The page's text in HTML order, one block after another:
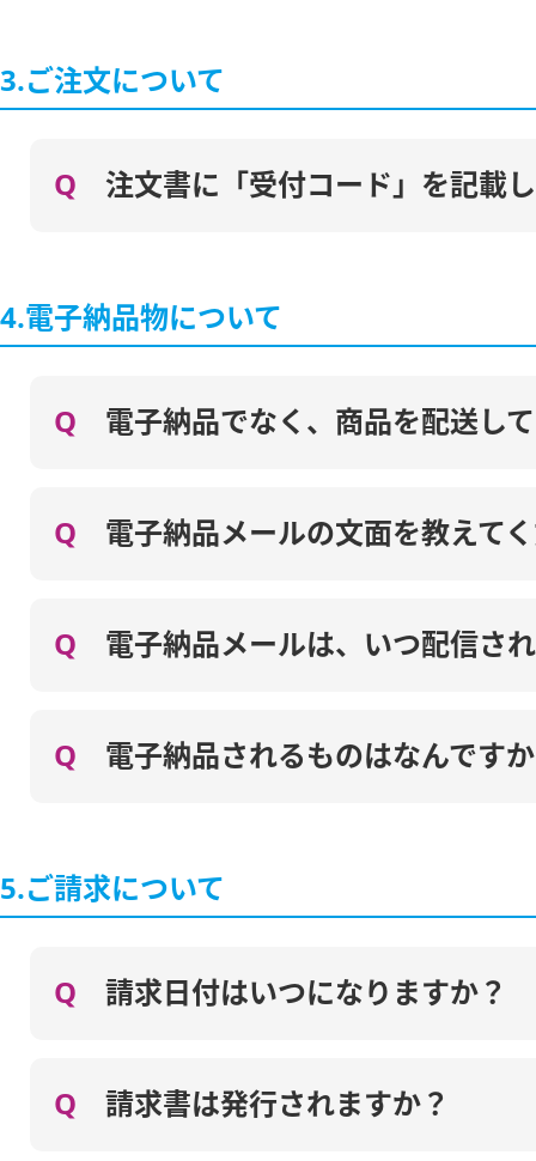
3.ご注文について
Q 注文書に「受付コード」を記載
4.電子納品物について
Q 電子納品でなく、商品を配送し
Q 電子納品メールの文面を教えて
Q 電子納品メールは、いつ配信さ
Q 電子納品されるものはなんです
5.ご請求について
Q 請求日付はいつになりますか？
Q 請求書は発行されますか？